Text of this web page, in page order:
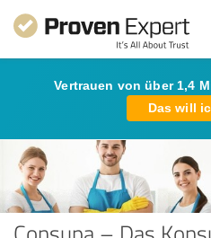
Vertrauen von über 1,4
Das will